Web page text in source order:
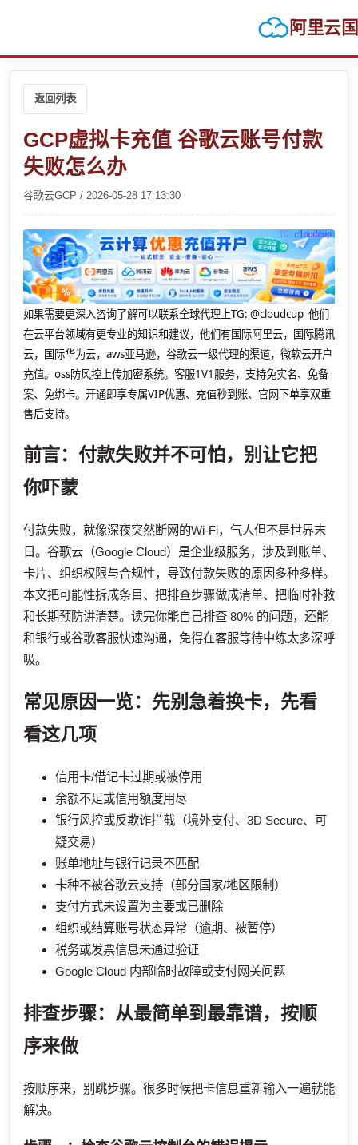
阿里云
返回列表
GCP虚拟卡充值 谷歌云账号付款
失败怎么办
谷歌云GCP / 2026-05-28 17:13:30
如果需要更深入咨询了解可以联系全球代理上TG: @cloudcup 他们
在云平台领域有更专业的知识和建议，他们有国际阿里云，国际腾讯
云，国际华为云，aws亚马逊，谷歌云一级代理的渠道，微软云开户
充值。oss防风控上传加密系统。客服1V1服务，支持免实名、免备
案、免绑卡。开通即享专属VIP优惠、充值秒到账、官网下单享双重
售后支持。
前言：付款失败并不可怕，别让它把
你吓蒙
付款失败，就像深夜突然断网的Wi‑Fi，气人但不是世界末
日。谷歌云（Google Cloud）是企业级服务，涉及到账单、
卡片、组织权限与合规性，导致付款失败的原因多种多样。
本文把可能性拆成条目、把排查步骤做成清单、把临时补救
和长期预防讲清楚。读完你能自己排查 80% 的问题，还能
和银行或谷歌客服快速沟通，免得在客服等待中练太多深呼
吸。
常见原因一览：先别急着换卡，先看
看这几项
信用卡/借记卡过期或被停用
余额不足或信用额度用尽
银行风控或反欺诈拦截（境外支付、3D Secure、可
疑交易）
账单地址与银行记录不匹配
卡种不被谷歌云支持（部分国家/地区限制）
支付方式未设置为主要或已删除
组织或结算账号状态异常（逾期、被暂停）
税务或发票信息未通过验证
Google Cloud 内部临时故障或支付网关问题
排查步骤：从最简单到最靠谱，按顺
序来做
按顺序来，别跳步骤。很多时候把卡信息重新输入一遍就能
解决。